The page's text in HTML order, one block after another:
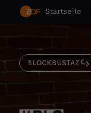
Startseite
BLOCKBUSTAZ